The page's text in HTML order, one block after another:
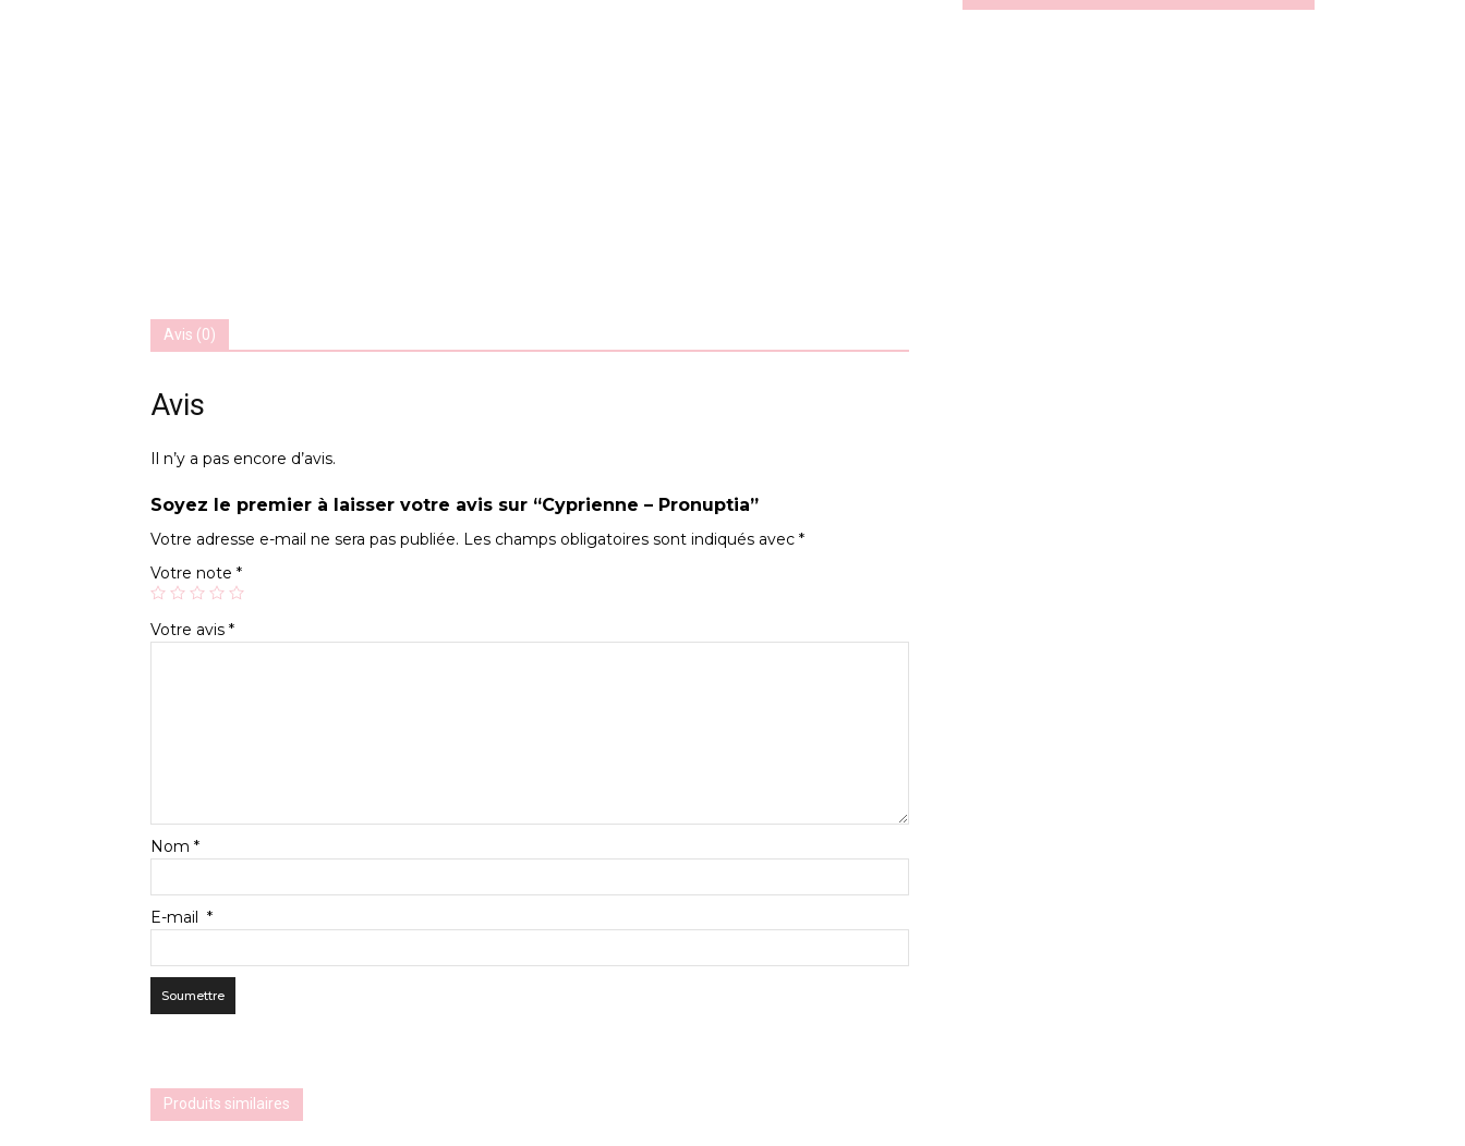
Avis (0)
Avis
Il n’y a pas encore d’avis.
Soyez le premier à laisser votre avis sur “Cyprienne – Pronuptia”
Votre adresse e-mail ne sera pas publiée. Les champs obligatoires sont indiqués avec *
Votre note *
Votre avis *
Nom *
E-mail *
Produits similaires